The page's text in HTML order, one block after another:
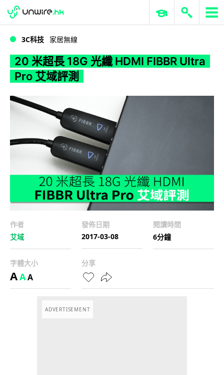
WWDC 2026 ERP 與商業 AI
3C科技 家居無線
20 米超長 18G 光纖 HDMI FIBBR Ultra
Pro 艾域評測
作者
艾域
發佈日期
2017-03-08
閱讀時間
6分鐘
字體大小
AAA
分享
ADVERTISEMENT